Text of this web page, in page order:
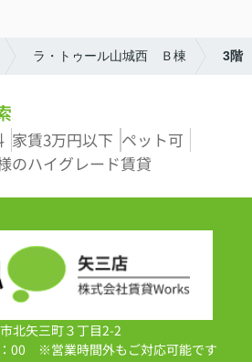
ラ・トゥール山城西 Ｂ棟 3階
家賃3万円以下 ペット可
のハイグレード賃貸
北矢三町３丁目2-2
00 ※営業時間外もご対応可能です